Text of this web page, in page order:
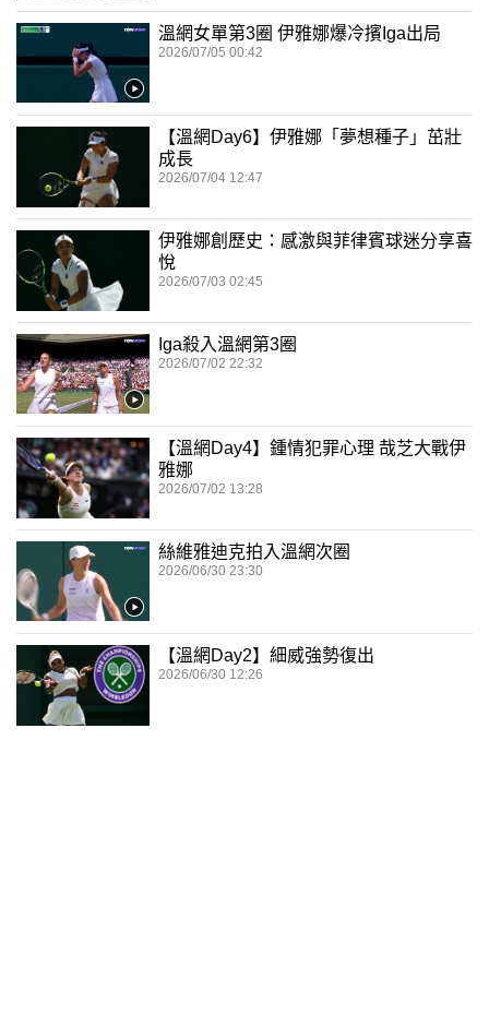
溫網女單第3圈 伊雅娜爆冷擯Iga出局
2026/07/05 00:42
【溫網Day6】伊雅娜「夢想種子」茁壯
成長
2026/07/04 12:47
伊雅娜創歷史：感激與菲律賓球迷分享喜
悅
2026/07/03 02:45
Iga殺入溫網第3圈
2026/07/02 22:32
【溫網Day4】鍾情犯罪心理 哉芝大戰伊
雅娜
2026/07/02 13:28
絲維雅迪克拍入溫網次圈
2026/06/30 23:30
【溫網Day2】細威強勢復出
2026/06/30 12:26